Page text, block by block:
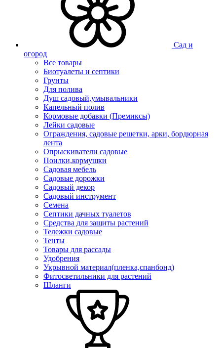
Сад и
огород
Все товары
Биотуалеты и септики
Грунты
Для полива
Душ садовый,умывальники
Капельный полив
Кормовые добавки (Премиксы)
Лейки садовые
Ограждения, садовые решетки, арки, бордюрная
лента
Опрыскиватели садовые
Поилки,кормушки
Садовая мебель
Садовые дорожки
Садовый декор
Садовый инструмент
Семена
Септики дачных туалетов
Средства для защиты растений
Тележки садовые
Тенты
Товары для рассады
Удобрения
Укрывной материал(пленка,спанбонд)
Фитосветильники для растений
Шланги